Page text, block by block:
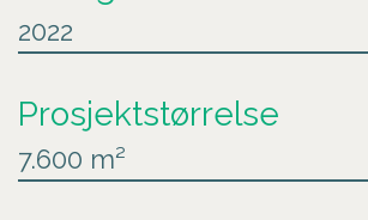
2022
Prosjektstørrelse
7.600 m²